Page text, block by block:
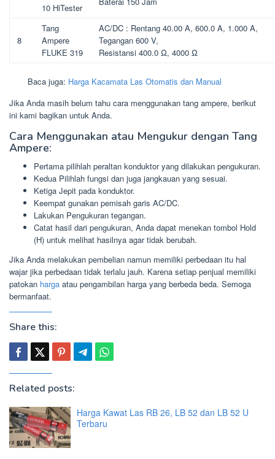
10 HiTester
8
Tang
Ampere
FLUKE 319
AC/DC : Rentang 40.00 A, 600.0 A, 1.000 A,
Tegangan 600 V,
Resistansi 400.0 Ω, 4000 Ω
Baca juga: Harga Kacamata Las Otomatis dan Manual
Jika Anda masih belum tahu cara menggunakan tang ampere, berikut
ini kami bagikan untuk Anda.
Cara Menggunakan atau Mengukur dengan Tang
Ampere:
Pertama pilihlah peraltan konduktor yang dilakukan pengukuran.
Kedua Pilihlah fungsi dan juga jangkauan yang sesuai.
Ketiga Jepit pada konduktor.
Keempat gunakan pemisah garis AC/DC.
Lakukan Pengukuran tegangan.
Catat hasil dari pengukuran, Anda dapat menekan tombol Hold
(H) untuk melihat hasilnya agar tidak berubah.
Jika Anda melakukan pembelian namun memiliki perbedaan itu hal
wajar jika perbedaan tidak terlalu jauh. Karena setiap penjual memiliki
patokan harga atau pengambilan harga yang berbeda beda. Semoga
bermanfaat.
Share this:
Related posts:
Harga Kawat Las RB 26, LB 52 dan LB 52 U
Terbaru